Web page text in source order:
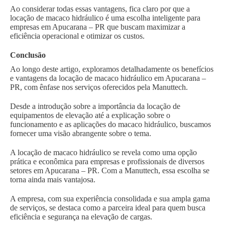
Ao considerar todas essas vantagens, fica claro por que a
locação de macaco hidráulico é uma escolha inteligente para
empresas em Apucarana – PR que buscam maximizar a
eficiência operacional e otimizar os custos.
Conclusão
Ao longo deste artigo, exploramos detalhadamente os benefícios
e vantagens da locação de macaco hidráulico em Apucarana –
PR, com ênfase nos serviços oferecidos pela Manuttech.
Desde a introdução sobre a importância da locação de
equipamentos de elevação até a explicação sobre o
funcionamento e as aplicações do macaco hidráulico, buscamos
fornecer uma visão abrangente sobre o tema.
A locação de macaco hidráulico se revela como uma opção
prática e econômica para empresas e profissionais de diversos
setores em Apucarana – PR. Com a Manuttech, essa escolha se
torna ainda mais vantajosa.
A empresa, com sua experiência consolidada e sua ampla gama
de serviços, se destaca como a parceira ideal para quem busca
eficiência e segurança na elevação de cargas.